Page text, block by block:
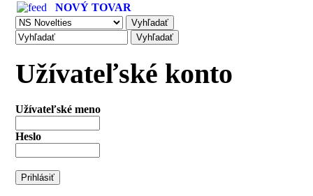
NOVÝ TOVAR
Užívateľské konto
Užívateľské meno
Heslo